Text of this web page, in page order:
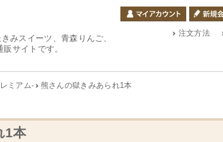
みスイーツ、青森りんご、
サイトです。
注文方法
ミアム-
熊さんの獄きみあられ1本
1本